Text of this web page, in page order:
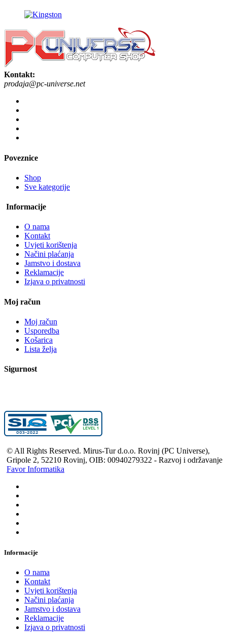
Kontakt:
prodaja@pc-universe.net
Poveznice
Shop
Sve kategorije
Informacije
O nama
Kontakt
Uvjeti korištenja
Načini plaćanja
Jamstvo i dostava
Reklamacije
Izjava o privatnosti
Moj račun
Moj račun
Usporedba
Košarica
Lista želja
Sigurnost
© All Rights Reserved. Mirus-Tur d.o.o. Rovinj (PC Universe),
Gripole 2, 52210 Rovinj, OIB: 00940279322 - Razvoj i održavanje
Favor Informatika
Informacije
O nama
Kontakt
Uvjeti korištenja
Načini plaćanja
Jamstvo i dostava
Reklamacije
Izjava o privatnosti